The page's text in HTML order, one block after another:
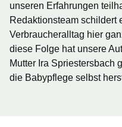
unseren Erfahrungen
Redaktionsteam schildert
Verbraucheralltag hier
diese Folge hat unsere
Mutter Ira Spriestersbach
die Babypflege selbst